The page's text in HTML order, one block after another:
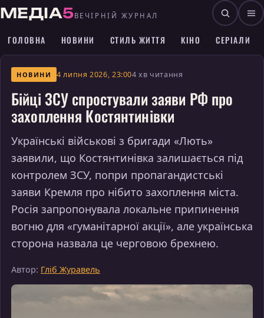
МЕДІА5ВЕЧІРНІЙ ЖУРНАЛ
ГОЛОВНА НОВИНИ СТИЛЬ ЖИТТЯ КІНО СЕРІАЛИ
НОВИНИ 4 липня 2026, 23:004 хв читання
Бійці ЗСУ спростували заяви РФ про
захоплення Костянтинівки
Українські військові з бригади «Лють»
заявили, що Костянтинівка залишається під
контролем ЗСУ, попри пропагандистські
заяви Кремля про нібито захоплення міста.
Росія запропонувала локальне припинення
вогню для «гуманітарної акції», але українська
сторона назвала це черговою брехнею.
Автор: Гліб Журавель